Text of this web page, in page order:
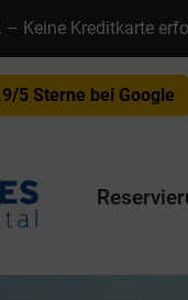
– Keine Kreditkarte
5 Sterne bei Google